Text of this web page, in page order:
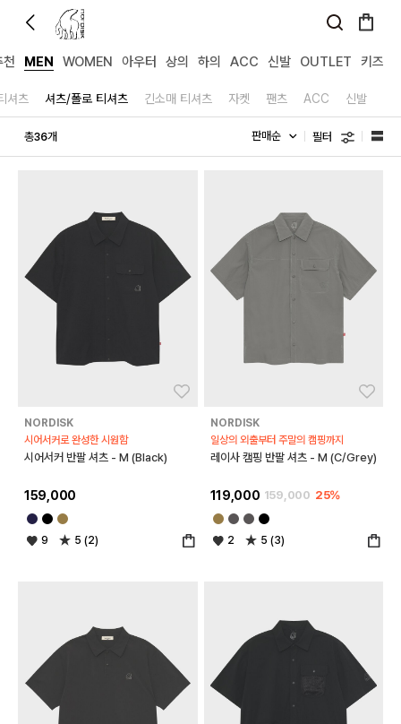
MEN WOMEN 아우터 상의 하의 ACC 신발 OUTLET 키즈
셔츠 셔츠/폴로 티셔츠 긴소매 티셔츠 자켓 팬츠 ACC 신발
총36개 필터
NORDISK
시어서커로 완성한 시원함
시어서커 반팔 셔츠 - M (Black)
159,000
9 5 (2)
NORDISK
일상의 외출부터 주말의 캠핑까지
레이사 캠핑 반팔 셔츠 - M (C/Grey)
119,000 159,000 25%
2 5 (3)